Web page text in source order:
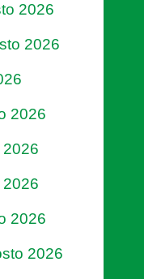
2026
2026
2026
2026
2026